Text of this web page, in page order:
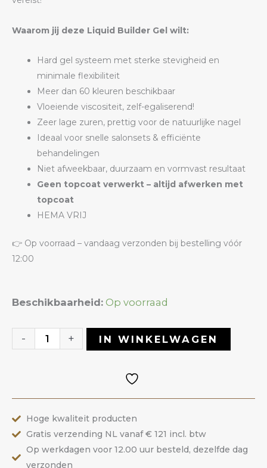
Waarom jij deze Liquid Builder Gel wilt:
Hard gel systeem met sterke stevigheid en
minimale flexibiliteit
Meer dan 60 kleuren beschikbaar
Vloeiende viscositeit, zelf-egaliserend!
Zeer lage zuren, prettig voor de natuurlijke nagel
Ideaal voor snelle salonsets & efficiënte
behandelingen
Niet afweekbaar, duurzaam en vormvast resultaat
Geen topcoat verwerkt – altijd afwerken met
topcoat
HEMA VRIJ
👉 Op voorraad – vandaag verzonden bij bestelling vóór
12:00
Beschikbaarheid: Op voorraad
-
Liquid
Gel
aantal
+ IN WINKELWAGEN
Hoge kwaliteit producten
Gratis verzending NL vanaf € 121 incl. btw
Op werkdagen voor 12.00 uur besteld, dezelfde dag
verzonden